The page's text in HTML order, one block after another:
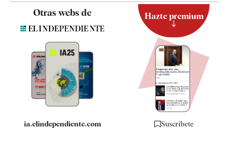
Contacto
Quiénes somos
Especificaciones
Otras webs de
ia.elindependiente.com
Hazte premium
Suscríbete